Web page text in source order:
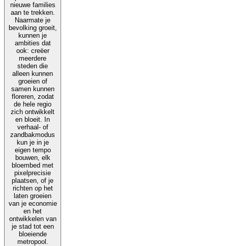
nieuwe families
aan te trekken.
Naarmate je
bevolking groeit,
kunnen je
ambities dat
ook: creëer
meerdere
steden die
alleen kunnen
groeien of
samen kunnen
floreren, zodat
de hele regio
zich ontwikkelt
en bloeit. In
verhaal- of
zandbakmodus
kun je in je
eigen tempo
bouwen, elk
bloembed met
pixelprecisie
plaatsen, of je
richten op het
laten groeien
van je economie
en het
ontwikkelen van
je stad tot een
bloeiende
metropool.